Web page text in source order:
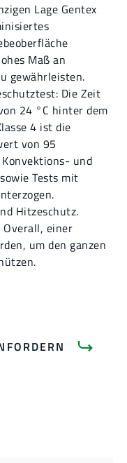
Lage Gentex
Maß an
gewährleisten.
Die Zeit
24 °C hinter dem
4 ist die
von 95
und
Tests mit
Hitzeschutz.
Overall, einer
um den ganzen